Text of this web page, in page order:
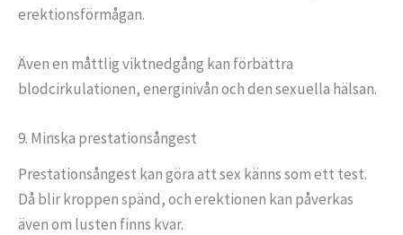
erektionsförmågan.
Även en måttlig viktnedgång kan förbättra
blodcirkulationen, energinivån och den sexuella hälsan.
9. Minska prestationsångest
Prestationsångest kan göra att sex känns som ett test.
Då blir kroppen spänd, och erektionen kan påverkas
även om lusten finns kvar.